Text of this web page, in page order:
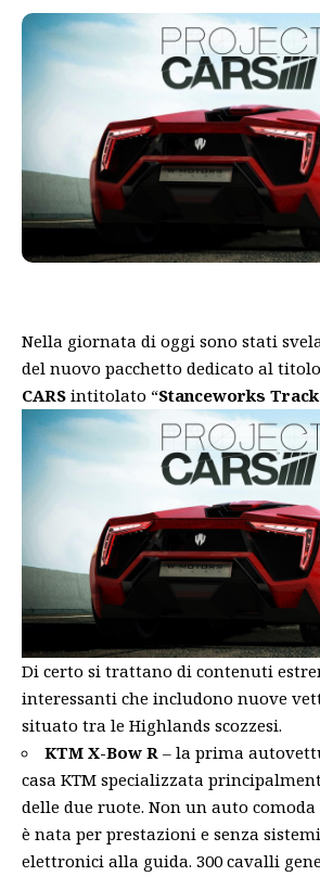
Nella giornata di oggi sono stati
del nuovo pacchetto dedicato al titolo
CARS intitolato “Stanceworks
Di certo si trattano di contenuti
interessanti che includono nuove
situato tra le Highlands scozzesi.
KTM X-Bow R – la prima
casa KTM specializzata
delle due ruote. Non un auto
è nata per prestazioni e senza
elettronici alla guida. 300 cavalli